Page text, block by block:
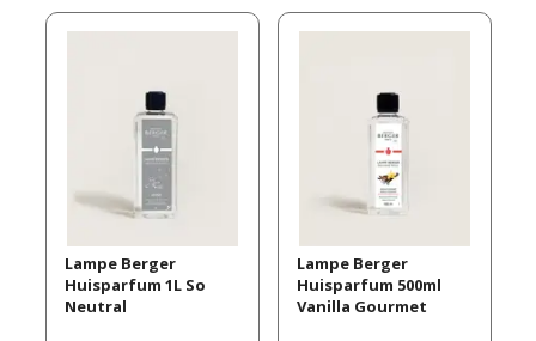
Lampe Berger
Huisparfum 1L So
Neutral
Lampe Berger
Huisparfum 500ml
Vanilla Gourmet